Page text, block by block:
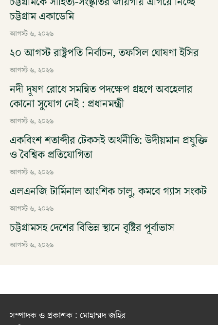
চট্টগ্রাম একাডেমি
আগস্ট ৬, ২০২৬
২০ আগস্ট রাষ্ট্রপতি নির্বাচন, তফসিল ঘোষণা ইসির
আগস্ট ৬, ২০২৬
নদী দূষণ রোধে সমন্বিত পদক্ষেপ গ্রহণে অবহেলার
কোনো সুযোগ নেই : প্রধানমন্ত্রী
আগস্ট ৬, ২০২৬
একবিংশ শতাব্দীর টেকসই অর্থনীতি: উদীয়মান প্রযুক্তি
ও বৈশ্বিক প্রতিযোগিতা
আগস্ট ৬, ২০২৬
এলএনজি টার্মিনাল আংশিক চালু, কমবে গ্যাস সংকট
আগস্ট ৬, ২০২৬
চট্টগ্রামসহ দেশের বিভিন্ন স্থানে বৃষ্টির পূর্বাভাস
আগস্ট ৬, ২০২৬
সম্পাদক ও প্রকাশক : মোহাম্মদ জহির